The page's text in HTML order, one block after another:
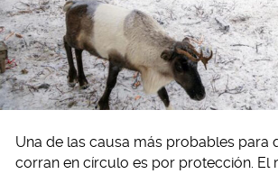
Una de las causa más probables para
corran en círculo es por protección. El